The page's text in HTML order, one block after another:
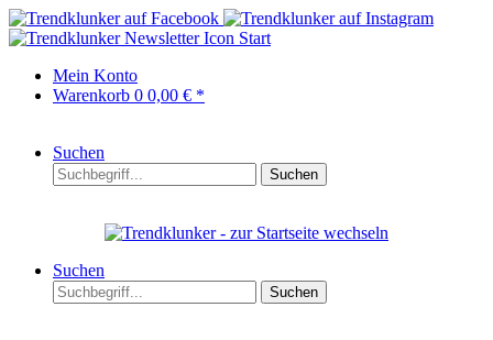
Start
Mein Konto
Warenkorb 0 0,00 € *
Suchen
Suchen
Suchen
Suchen